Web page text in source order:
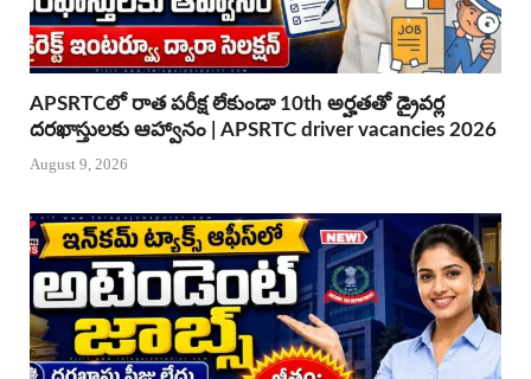
APSRTCలో రాత పరీక్ష లేకుండా 10th అర్హతతో డ్రైవర్ల
దరఖాస్తులకు ఆహ్వానం | APSRTC driver vacancies 2026
August 9, 2026